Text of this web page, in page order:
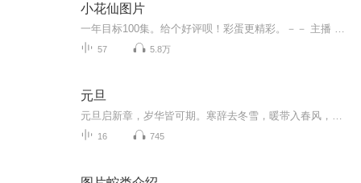
小花仙图片
57 5.8万
元旦
16 745